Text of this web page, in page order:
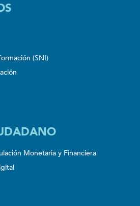
(SNI)
Monetaria y Financiera